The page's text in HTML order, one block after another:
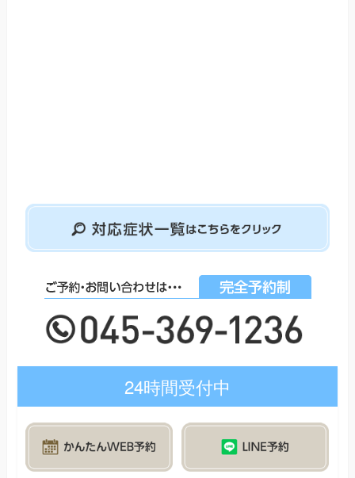
24時間受付中